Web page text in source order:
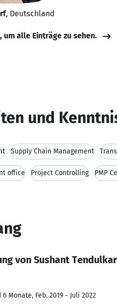
, Deutschland
um alle Einträge zu sehen.
und
Supply Chain Management
office Project Controlling PMP
von Sushant Tendulkar
6 Monate, Feb. 2019 - Juli 2022